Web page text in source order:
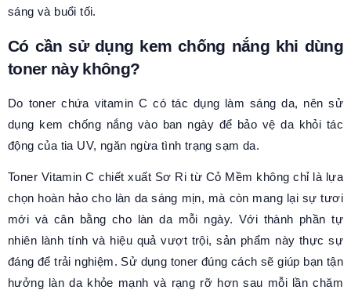
sáng và buổi tối.
Có cần sử dụng kem chống nắng khi dùng
toner này không?
Do toner chứa vitamin C có tác dụng làm sáng da, nên sử
dụng kem chống nắng vào ban ngày để bảo vệ da khỏi tác
động của tia UV, ngăn ngừa tình trạng sạm da.
Toner Vitamin C chiết xuất Sơ Ri từ Cỏ Mềm không chỉ là lựa
chọn hoàn hảo cho làn da sáng mịn, mà còn mang lại sự tươi
mới và cân bằng cho làn da mỗi ngày. Với thành phần tự
nhiên lành tính và hiệu quả vượt trội, sản phẩm này thực sự
đáng để trải nghiệm. Sử dụng toner đúng cách sẽ giúp bạn tận
hưởng làn da khỏe mạnh và rạng rỡ hơn sau mỗi lần chăm